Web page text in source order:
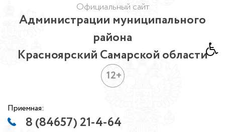
Официальный сайт
Администрации муниципального
района
Красноярский Самарской области
12+
Приемная:
8 (84657) 21-4-64